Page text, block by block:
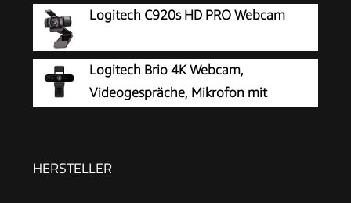
Logitech C920s HD PRO Webcam
Logitech Brio 4K Webcam,
Videogespräche, Mikrofon mit
HERSTELLER